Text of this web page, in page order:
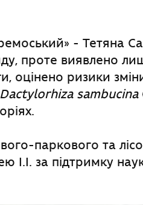
- Тетяна
проте виявлено
оцінено ризики
Dactylorhiza sambucina
паркового та
І.І. за підтримку